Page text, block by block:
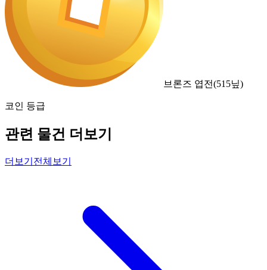
브론즈 엽전(515닢)
코인 등급
관련 물건 더보기
더보기 전체보기